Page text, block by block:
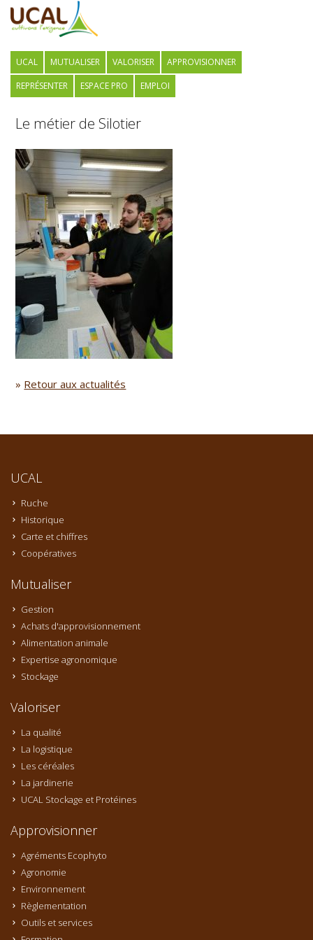
UCAL MUTUALISER VALORISER
APPROVISIONNER
REPRÉSENTER
ESPACE PRO EMPLOI
Le métier de Silotier
» Retour aux actualités
UCAL
Ruche
Historique
Carte et chiffres
Coopératives
Mutualiser
Gestion
Achats d'approvisionnement
Alimentation animale
Expertise agronomique
Stockage
Valoriser
La qualité
La logistique
Les céréales
La jardinerie
UCAL Stockage et Protéines
Approvisionner
Agréments Ecophyto
Agronomie
Environnement
Règlementation
Outils et services